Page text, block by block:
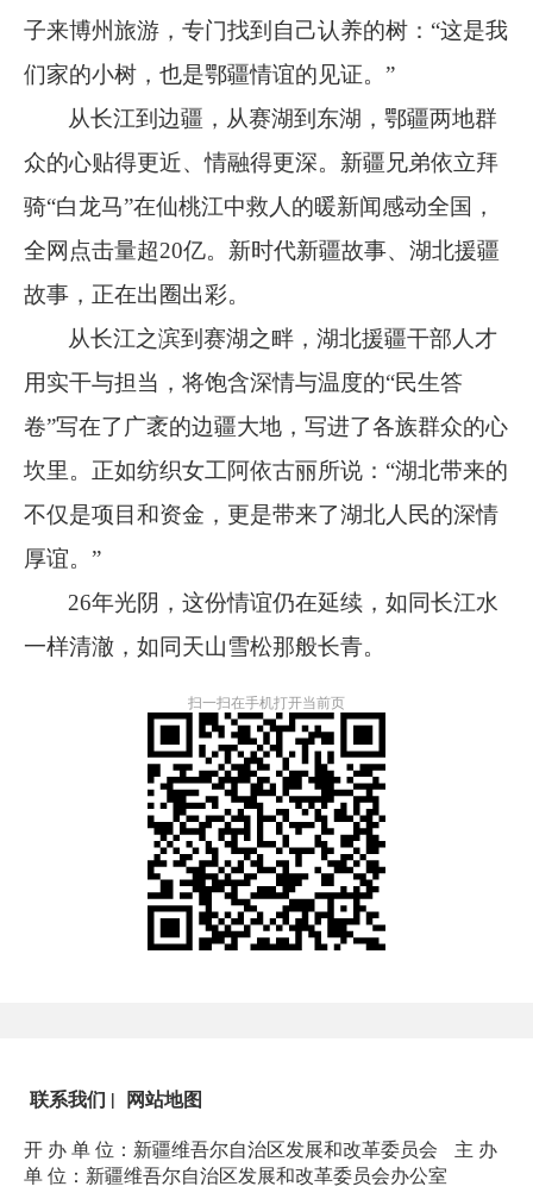
子来博州旅游，专门找到自己认养的树： “这是我
们家的小树，也是鄂疆情谊的见证。 ”
从长江到边疆，从赛湖到东湖，鄂疆两地群
众的心贴得更近、情融得更深。新疆兄弟依立拜
骑“白龙马”在仙桃江中救人的暖新闻感动全国，
全网点击量超20亿。新时代新疆故事、湖北援疆
故事，正在出圈出彩。
从长江之滨到赛湖之畔，湖北援疆干部人才
用实干与担当，将饱含深情与温度的“民生答
卷”写在了广袤的边疆大地，写进了各族群众的心
坎里。正如纺织女工阿依古丽所说： “湖北带来的
不仅是项目和资金，更是带来了湖北人民的深情
厚谊。 ”
26年光阴，这份情谊仍在延续，如同长江水
一样清澈，如同天山雪松那般长青。
扫一扫在手机打开当前页
联系我们 | 网站地图
开 办 单 位：新疆维吾尔自治区发展和改革委员会
主 办
单 位：新疆维吾尔自治区发展和改革委员会办公室